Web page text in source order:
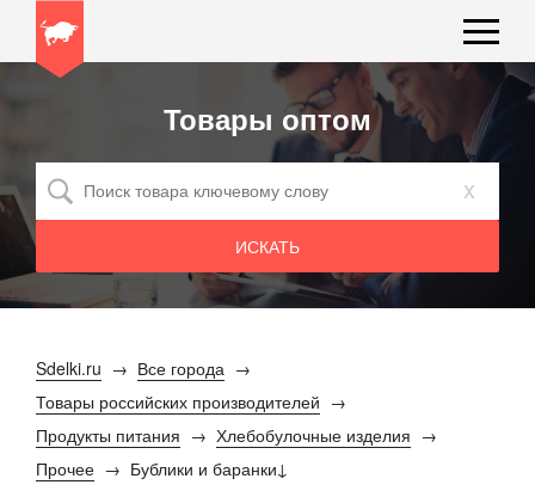
Товары оптом
x
Sdelki.ru
Все города
Товары российских производителей
Продукты питания
Хлебобулочные изделия
Прочее
Бублики и баранки